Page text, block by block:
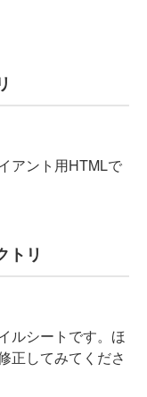
アント用HTMLで
トリ
ルシートです。ほ
正してみてくださ